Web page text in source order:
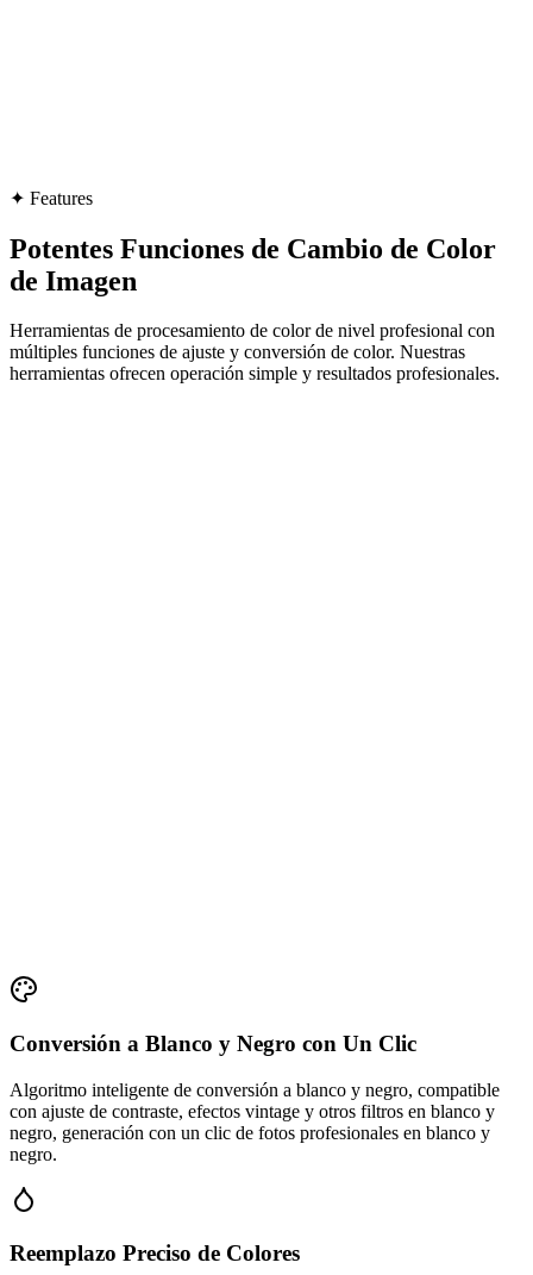
✦ Features
Potentes Funciones de Cambio de Color
de Imagen
Herramientas de procesamiento de color de nivel profesional con
múltiples funciones de ajuste y conversión de color. Nuestras
herramientas ofrecen operación simple y resultados profesionales.
Conversión a Blanco y Negro con Un Clic
Algoritmo inteligente de conversión a blanco y negro, compatible
con ajuste de contraste, efectos vintage y otros filtros en blanco y
negro, generación con un clic de fotos profesionales en blanco y
negro.
Reemplazo Preciso de Colores